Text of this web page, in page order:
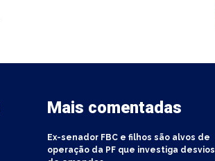
Mais comentadas
Ex-senador FBC e filhos são alvos de
operação da PF que investiga desvios